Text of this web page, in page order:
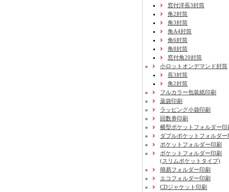
窓付洋長3封筒
角2封筒
角3封筒
角A4封筒
角6封筒
角8封筒
窓付角20封筒
小ロットオンデマンド封筒
長3封筒
角2封筒
フルカラー包装紙印刷
薬袋印刷
ラッピング小袋印刷
回数券印刷
横型ポケットフォルダー印
ダブルポケットフォルダー
ポケットフォルダー印刷
ポケットフォルダー印刷
(スリムポケットタイプ)
簡易フォルダー印刷
エコフォルダー印刷
CDジャケット印刷